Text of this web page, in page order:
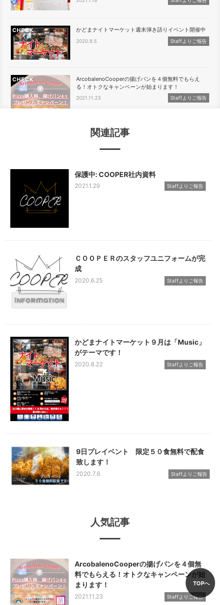
CHECK かどまナイトマーケット週末弾き語りイベント開催中
2020.9.5 Staffよりご報告
CHECK
ArcobalenoCooperの揚げパンを４個無料でもらえ
る！オトクなキャンペーンが始まります！
2021.11.23 Staffよりご報告
関連記事
保護中: COOPER社内資料
2021.1.29 Staffよりご報告
ＣＯＯＰＥＲのスタッフユニフォームが完
成
2020.6.25 Staffよりご報告
かどまナイトマーケット９月は「Music」
がテーマです！
2020.8.22 Staffよりご報告
9日プレイベント 限定５０食無料で配食
致します！
2020.7.6 Staffよりご報告
人気記事
ArcobalenoCooperの揚げパンを４個無
料でもらえる！オトクなキャンペーンが始
まります！
2021.11.23 Staffよりご報告
TOPへ